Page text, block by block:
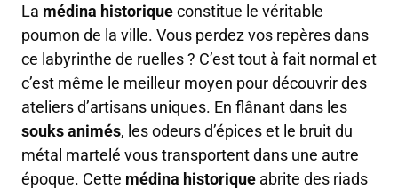
La médina historiqueconstitue le véritable
poumon de la ville. Vous perdez vos repères dans
ce labyrinthe de ruelles ? C’est tout à fait normal et
c’est même le meilleur moyen pour découvrir des
ateliers d’artisans uniques. En flânant dans les
souks animés, les odeurs d’épices et le bruit du
métal martelé vous transportent dans une autre
époque. Cette médina historique abrite des riads